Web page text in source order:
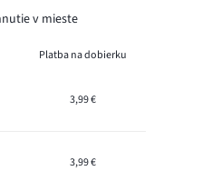
v mieste
Platba na dobierku
3,99 €
3,99 €